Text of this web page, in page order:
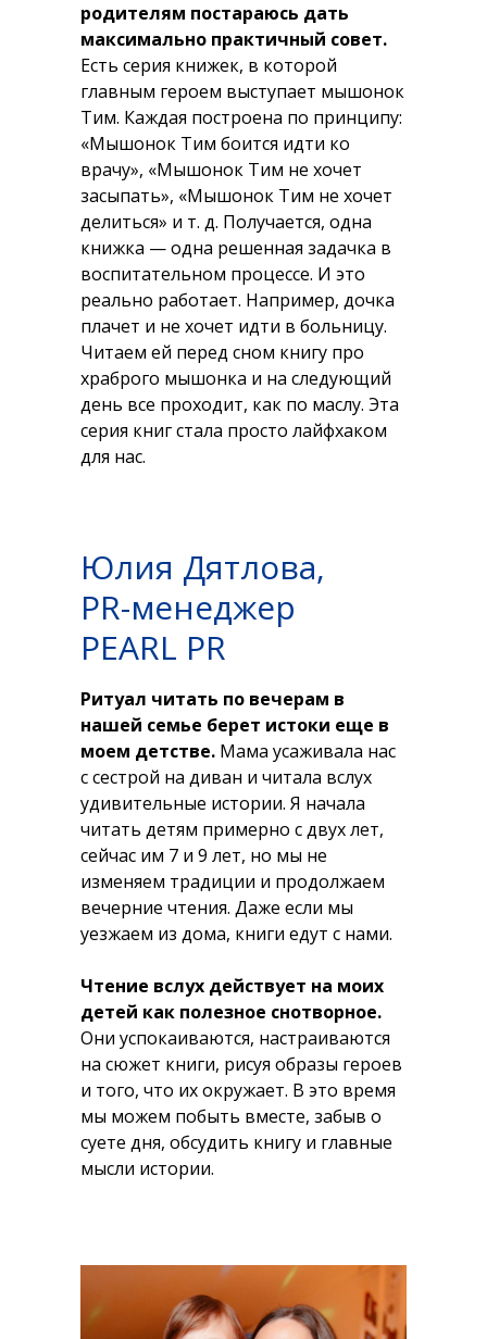
родителям постараюсь дать
максимально практичный совет.
Есть серия книжек, в которой
главным героем выступает мышонок
Тим. Каждая построена по принципу:
«Мышонок Тим боится идти ко
врачу», «Мышонок Тим не хочет
засыпать», «Мышонок Тим не хочет
делиться» и т. д. Получается, одна
книжка — одна решенная задачка в
воспитательном процессе. И это
реально работает. Например, дочка
плачет и не хочет идти в больницу.
Читаем ей перед сном книгу про
храброго мышонка и на следующий
день все проходит, как по маслу. Эта
серия книг стала просто лайфхаком
для нас.
Юлия Дятлова,
PR-менеджер
PEARL PR
Ритуал читать по вечерам в
нашей семье берет истоки еще в
моем детстве. Мама усаживала нас
с сестрой на диван и читала вслух
удивительные истории. Я начала
читать детям примерно с двух лет,
сейчас им 7 и 9 лет, но мы не
изменяем традиции и продолжаем
вечерние чтения. Даже если мы
уезжаем из дома, книги едут с нами.
Чтение вслух действует на моих
детей как полезное снотворное.
Они успокаиваются, настраиваются
на сюжет книги, рисуя образы героев
и того, что их окружает. В это время
мы можем побыть вместе, забыв о
суете дня, обсудить книгу и главные
мысли истории.